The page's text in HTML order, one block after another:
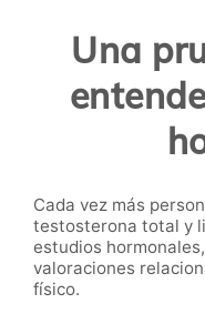
Una
Cada vez más
testosterona total y
estudios
valoraciones
físico.